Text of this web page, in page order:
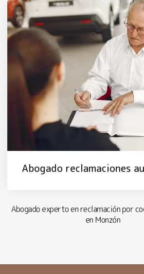
Abogado reclamaciones
Abogado experto en reclamación por
en Monzón